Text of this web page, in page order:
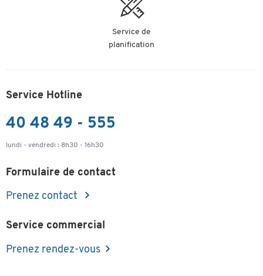
Service de
planification
Service Hotline
40 48 49 - 555
lundi - vendredi : 8h30 - 16h30
Formulaire de contact
Prenez contact
Service commercial
Prenez rendez-vous